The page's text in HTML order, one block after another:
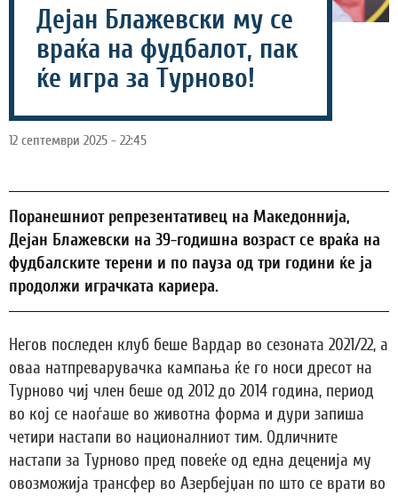
Дејан Блажевски му се
враќа на фудбалот, пак
ќе игра за Турново!
12 септември 2025 - 22:45
Поранешниот репрезентативец на Македоннија,
Дејан Блажевски на 39-годишна возраст се враќа на
фудбалските терени и по пауза од три години ќе ја
продолжи играчката кариера.
Негов последен клуб беше Вардар во сезоната 2021/22, а
оваа натпреварувачка кампања ќе го носи дресот на
Турново чиј член беше од 2012 до 2014 година, период
во кој се наоѓаше во животна форма и дури запиша
четири настапи во националниот тим. Одличните
настапи за Турново пред повеќе од една деценија му
овозможија трансфер во Азербејџан по што се врати во